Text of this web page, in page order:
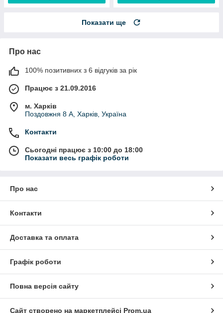
Показати ще
Про нас
100% позитивних з 6 відгуків за рік
Працює з 21.09.2016
м. Харків
Поздовжня 8 А, Харків, Україна
Контакти
Сьогодні працює з 10:00 до 18:00
Показати весь графік роботи
Про нас
Контакти
Доставка та оплата
Графік роботи
Повна версія сайту
Сайт створено на маркетплейсі Prom.ua